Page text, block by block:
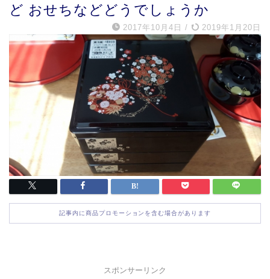
ど おせちなどどうでしょうか
2017年10月4日 / 2019年1月20日
記事内に商品プロモーションを含む場合があります
スポンサーリンク